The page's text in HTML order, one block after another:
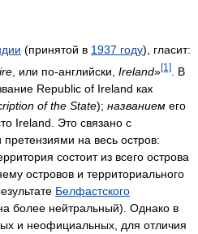
(принятой в 1937 году), гласит:
, или по-английски, Ireland»[1]
. В
Republic of Ireland как
of the State); названием его
Ireland. Это связано с
на весь остров:
состоит из всего острова
островов и территориального
Белфастского
более нейтральный). Однако в
и неофициальных, для отличия